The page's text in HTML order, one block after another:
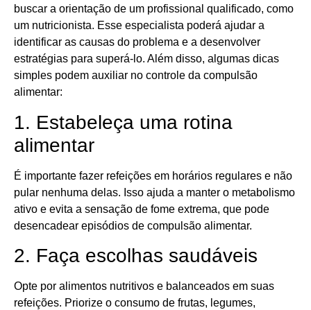
buscar a orientação de um profissional qualificado, como
um nutricionista. Esse especialista poderá ajudar a
identificar as causas do problema e a desenvolver
estratégias para superá-lo. Além disso, algumas dicas
simples podem auxiliar no controle da compulsão
alimentar:
1. Estabeleça uma rotina
alimentar
É importante fazer refeições em horários regulares e não
pular nenhuma delas. Isso ajuda a manter o metabolismo
ativo e evita a sensação de fome extrema, que pode
desencadear episódios de compulsão alimentar.
2. Faça escolhas saudáveis
Opte por alimentos nutritivos e balanceados em suas
refeições. Priorize o consumo de frutas, legumes,